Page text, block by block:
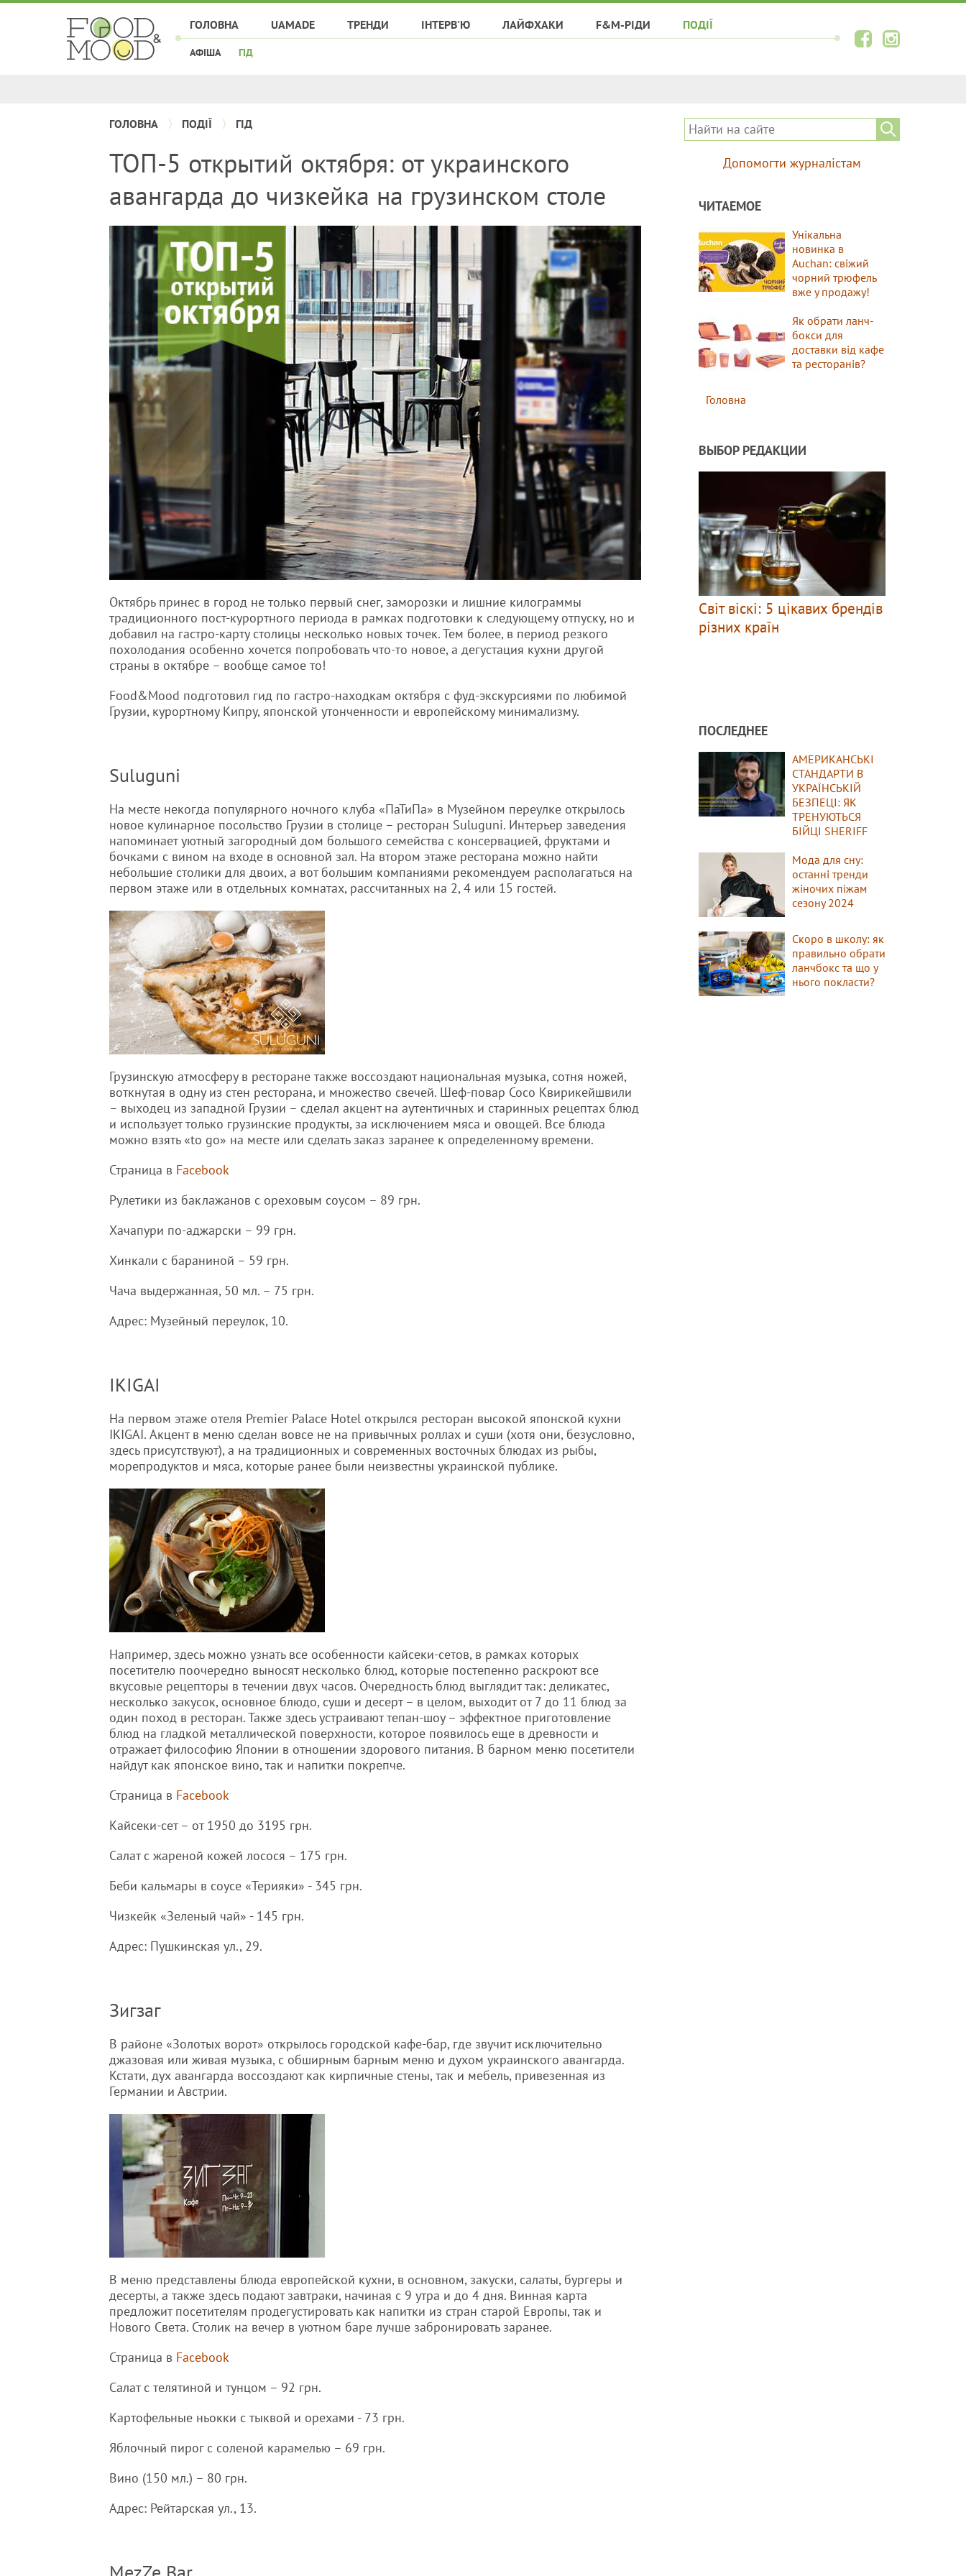
ГОЛОВНА UAMADE ТРЕНДИ ІНТЕРВ'Ю ЛАЙФХАКИ F&M-РІДИ ПОДІЇ
АФІША ГІД
ГОЛОВНА ПОДІЇ ГІД
ТОП-5 открытий октября: от украинского
авангарда до чизкейка на грузинском столе
Октябрь принес в город не только первый снег, заморозки и лишние килограммы
традиционного пост-курортного периода в рамках подготовки к следующему отпуску, но и
добавил на гастро-карту столицы несколько новых точек. Тем более, в период резкого
похолодания особенно хочется попробовать что-то новое, а дегустация кухни другой
страны в октябре – вообще самое то!
Food&Mood подготовил гид по гастро-находкам октября с фуд-экскурсиями по любимой
Грузии, курортному Кипру, японской утонченности и европейскому минимализму.
Suluguni
На месте некогда популярного ночного клуба «ПаТиПа» в Музейном переулке открылось
новое кулинарное посольство Грузии в столице – ресторан Suluguni. Интерьер заведения
напоминает уютный загородный дом большого семейства с консервацией, фруктами и
бочками с вином на входе в основной зал. На втором этаже ресторана можно найти
небольшие столики для двоих, а вот большим компаниями рекомендуем располагаться на
первом этаже или в отдельных комнатах, рассчитанных на 2, 4 или 15 гостей.
Грузинскую атмосферу в ресторане также воссоздают национальная музыка, сотня ножей,
воткнутая в одну из стен ресторана, и множество свечей. Шеф-повар Сосо Квирикейшвили
– выходец из западной Грузии – сделал акцент на аутентичных и старинных рецептах блюд
и использует только грузинские продукты, за исключением мяса и овощей. Все блюда
можно взять «to go» на месте или сделать заказ заранее к определенному времени.
Страница в Facebook
Рулетики из баклажанов с ореховым соусом – 89 грн.
Хачапури по-аджарски – 99 грн.
Хинкали с бараниной – 59 грн.
Чача выдержанная, 50 мл. – 75 грн.
Адрес: Музейный переулок, 10.
IKIGAI
На первом этаже отеля Premier Palace Hotel открылся ресторан высокой японской кухни
IKIGAI. Акцент в меню сделан вовсе не на привычных роллах и суши (хотя они, безусловно,
здесь присутствуют), а на традиционных и современных восточных блюдах из рыбы,
морепродуктов и мяса, которые ранее были неизвестны украинской публике.
Например, здесь можно узнать все особенности кайсеки-сетов, в рамках которых
посетителю поочередно выносят несколько блюд, которые постепенно раскроют все
вкусовые рецепторы в течении двух часов. Очередность блюд выглядит так: деликатес,
несколько закусок, основное блюдо, суши и десерт – в целом, выходит от 7 до 11 блюд за
один поход в ресторан. Также здесь устраивают тепан-шоу – эффектное приготовление
блюд на гладкой металлической поверхности, которое появилось еще в древности и
отражает философию Японии в отношении здорового питания. В барном меню посетители
найдут как японское вино, так и напитки покрепче.
Страница в Facebook
Кайсеки-сет – от 1950 до 3195 грн.
Салат с жареной кожей лосося – 175 грн.
Беби кальмары в соусе «Терияки» - 345 грн.
Чизкейк «Зеленый чай» - 145 грн.
Адрес: Пушкинская ул., 29.
Зигзаг
В районе «Золотых ворот» открылось городской кафе-бар, где звучит исключительно
джазовая или живая музыка, с обширным барным меню и духом украинского авангарда.
Кстати, дух авангарда воссоздают как кирпичные стены, так и мебель, привезенная из
Германии и Австрии.
В меню представлены блюда европейской кухни, в основном, закуски, салаты, бургеры и
десерты, а также здесь подают завтраки, начиная с 9 утра и до 4 дня. Винная карта
предложит посетителям продегустировать как напитки из стран старой Европы, так и
Нового Света. Столик на вечер в уютном баре лучше забронировать заранее.
Страница в Facebook
Салат с телятиной и тунцом – 92 грн.
Картофельные ньокки с тыквой и орехами - 73 грн.
Яблочный пирог с соленой карамелью – 69 грн.
Вино (150 мл.) – 80 грн.
Адрес: Рейтарская ул., 13.
Допомогти журналістам
ЧИТАЕМОЕ
Унікальна
новинка в
Auchan: свіжий
чорний трюфель
вже у продажу!
Як обрати ланч-
бокси для
доставки від кафе
та ресторанів?
Головна
ВЫБОР РЕДАКЦИИ
Світ віскі: 5 цікавих брендів
різних країн
ПОСЛЕДНЕЕ
АМЕРИКАНСЬКІ
СТАНДАРТИ В
УКРАЇНСЬКІЙ
БЕЗПЕЦІ: ЯК
ТРЕНУЮТЬСЯ
БІЙЦІ SHERIFF
Мода для сну:
останні тренди
жіночих піжам
сезону 2024
Скоро в школу: як
правильно обрати
ланчбокс та що у
нього покласти?